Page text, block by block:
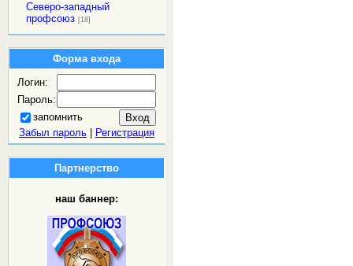
Северо-западный
профсоюз [18]
Форма входа
Логин:
Пароль:
запомнить
Забыл пароль| Регистрация
Партнерство
наш баннер: